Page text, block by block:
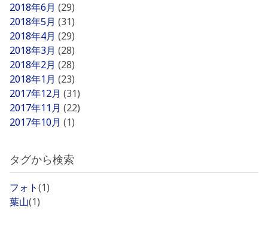
2018年6月 (29)
2018年5月 (31)
2018年4月 (29)
2018年3月 (28)
2018年2月 (28)
2018年1月 (23)
2017年12月 (31)
2017年11月 (22)
2017年10月 (1)
タグから検索
フォト(1)
葉山(1)